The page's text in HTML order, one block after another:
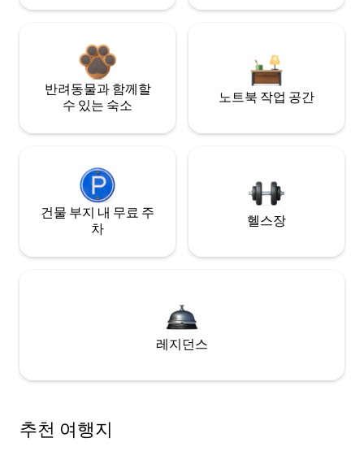
반려동물과 함께할
수 있는 숙소
노트북 작업 공간
건물 부지 내 무료 주
차
헬스장
레지던스
추천 여행지